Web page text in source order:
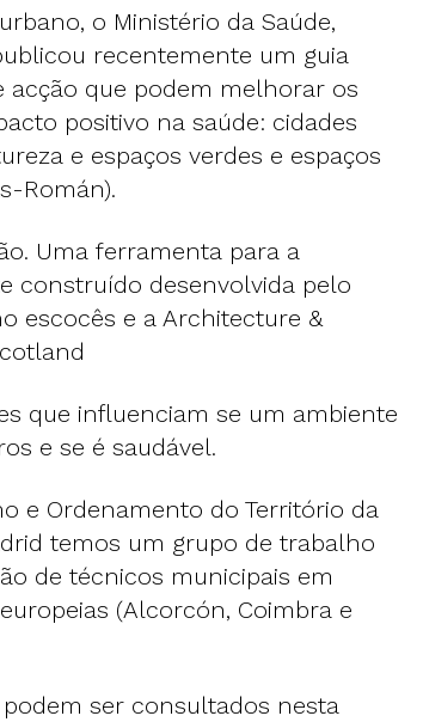
o Ministério da Saúde,
recentemente um guia
que podem melhorar os
positivo na saúde: cidades
e espaços verdes e espaços
Román).
Uma ferramenta para a
construído desenvolvida pelo
escocês e a Architecture &
que influenciam se um ambiente
e se é saudável.
e Ordenamento do Território da
temos um grupo de trabalho
de técnicos municipais em
(Alcorcón, Coimbra e
ser consultados nesta